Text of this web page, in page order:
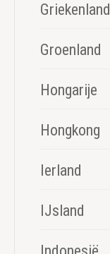
Griekenland
Groenland
Hongarije
Hongkong
Ierland
IJsland